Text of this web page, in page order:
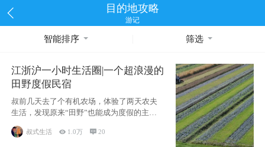
目的地攻略
游记
智能排序 筛选
江浙沪一小时生活圈|一个超浪漫的
田野度假民宿
叔前几天去了个有机农场，体验了两天农夫
生活，发现原来“田野”也能成为度假的主旋
律。江
叔式生活  1.0万 20